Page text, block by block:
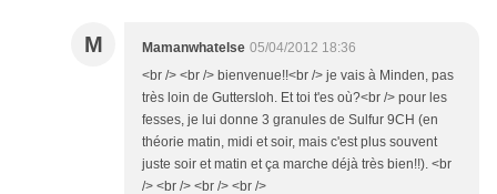
M Mamanwhatelse 05/04/2012 18:36
<br /> <br /> bienvenue!!<br /> je vais à Minden, pas
très loin de Guttersloh. Et toi t'es où?<br /> pour les
fesses, je lui donne 3 granules de Sulfur 9CH (en
théorie matin, midi et soir, mais c'est plus souvent
juste soir et matin et ça marche déjà très bien!!). <br
/> <br /> <br /> <br />